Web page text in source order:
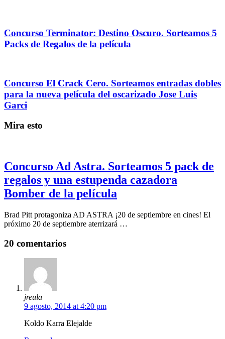
Concurso Terminator: Destino Oscuro. Sorteamos 5
Packs de Regalos de la película
Concurso El Crack Cero. Sorteamos entradas dobles
para la nueva película del oscarizado Jose Luis
Garci
Mira esto
Concurso Ad Astra. Sorteamos 5 pack de
regalos y una estupenda cazadora
Bomber de la película
Brad Pitt protagoniza AD ASTRA ¡20 de septiembre en cines! El
próximo 20 de septiembre aterrizará …
20 comentarios
jreula
9 agosto, 2014 at 4:20 pm
Koldo Karra Elejalde